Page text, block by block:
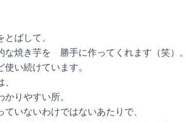
ばして、
な焼き芋を 勝手に作ってくれます（笑）。
い続けています。
りやすい所。
いないわけではないあたりで、